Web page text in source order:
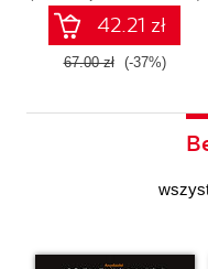
42.21 zł
67.00 zł (-37%)